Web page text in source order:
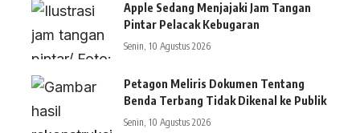
Apple Sedang Menjajaki Jam Tangan
Pintar Pelacak Kebugaran
Senin, 10 Agustus 2026
Petagon Meliris Dokumen Tentang
Benda Terbang Tidak Dikenal ke Publik
Senin, 10 Agustus 2026